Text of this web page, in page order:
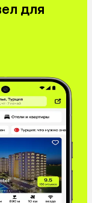
для